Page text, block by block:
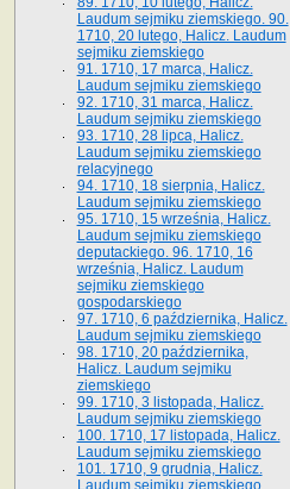
Laudum sejmiku ziemskiego. 90.
1710, 20 lutego, Halicz. Laudum
sejmiku ziemskiego
91. 1710, 17 marca, Halicz.
Laudum sejmiku ziemskiego
92. 1710, 31 marca, Halicz.
Laudum sejmiku ziemskiego
93. 1710, 28 lipca, Halicz.
Laudum sejmiku ziemskiego
relacyjnego
94. 1710, 18 sierpnia, Halicz.
Laudum sejmiku ziemskiego
95. 1710, 15 września, Halicz.
Laudum sejmiku ziemskiego
deputackiego. 96. 1710, 16
września, Halicz. Laudum
sejmiku ziemskiego
gospodarskiego
97. 1710, 6 października, Halicz.
Laudum sejmiku ziemskiego
98. 1710, 20 października,
Halicz. Laudum sejmiku
ziemskiego
99. 1710, 3 listopada, Halicz.
Laudum sejmiku ziemskiego
100. 1710, 17 listopada, Halicz.
Laudum sejmiku ziemskiego
101. 1710, 9 grudnia, Halicz.
Laudum sejmiku ziemskiego